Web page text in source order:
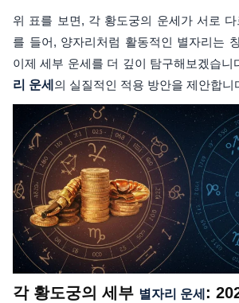
위 표를 보면, 각 황도궁의 운세가 서로
를 들어, 양자리처럼 활동적인 별자리는
이제 세부 운세를 더 깊이 탐구해보겠습니
리 운세 의 실질적인 적용 방안을 제안합니
각 황도궁의 세부 별자리 운세 :